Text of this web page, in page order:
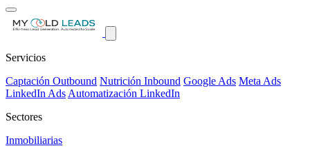
Servicios
Captación Outbound Nutrición Inbound Google Ads Meta Ads
LinkedIn Ads Automatización LinkedIn
Sectores
Inmobiliarias